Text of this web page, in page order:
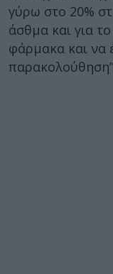
γύρω στο 20%
άσθμα και για
φάρμακα και να